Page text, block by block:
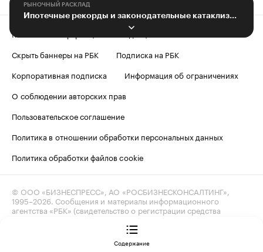
РЫНОЧНЫЙ РАСКЛАД
Контактная информация
Редакция
Скрыть баннеры на РБК
Подписка на РБК
Корпоративная подписка
Информация об ограничениях
О соблюдении авторских прав
Пользовательское соглашение
Политика в отношении обработки персональных данных
Политика обработки файлов cookie
© ООО «БИЗНЕСПРЕСС», АО «РОСБИЗНЕСКОНСАЛТИНГ»,
1995–2026 . Сообщения и материалы информационного
агентства «РБК» (свидетельство о регистрации средства
массовой информации выдано Федеральной службой
по надзору в сфере связи, информационных технологий
и массовых коммуникаций (Роскомнадзор) 09.12.2015
за номером ИА №ФС77-63848) и сетевого издания «РБК»
Содержание